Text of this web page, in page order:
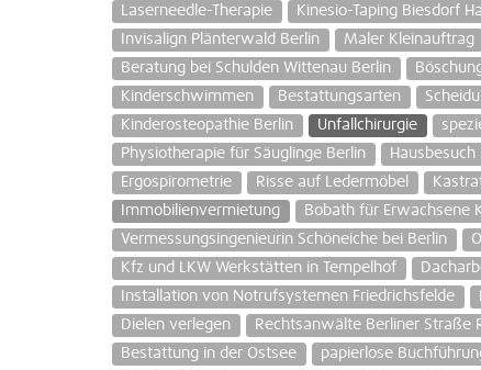
Laserneedle-Therapie
Kinesio-Taping Biesdorf
Invisalign Plänterwald Berlin
Maler Kleinauftrag
Beratung bei Schulden Wittenau Berlin
Kinderschwimmen
Bestattungsarten
Kinderosteopathie Berlin
Unfallchirurgie
Physiotherapie für Säuglinge Berlin
Ergospirometrie
Risse auf Ledermöbel
Immobilienvermietung
Bobath für Erwachsene
Vermessungsingenieurin Schöneiche bei Berlin
Kfz und LKW Werkstätten in Tempelhof
Installation von Notrufsystemen Friedrichsfelde
Dielen verlegen
Rechtsanwälte Berliner Straße
Bestattung in der Ostsee
papierlose